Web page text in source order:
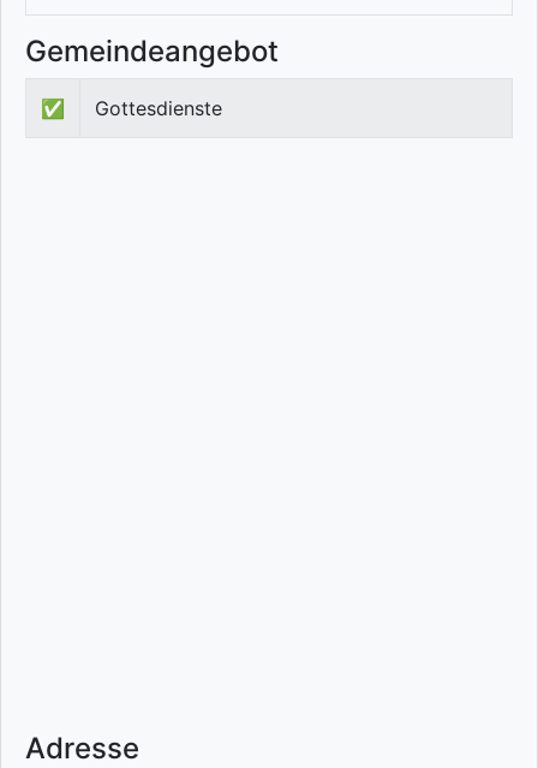
Gemeindeangebot
✅ Gottesdienste
Adresse